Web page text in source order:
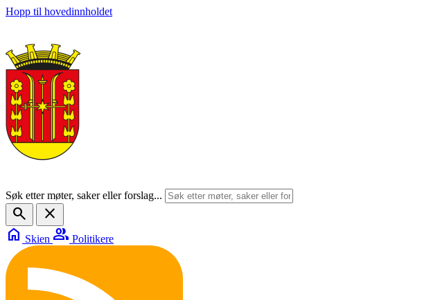
Hopp til hovedinnholdet
Søk etter møter, saker eller forslag...
search
close
home Skien group Politikere